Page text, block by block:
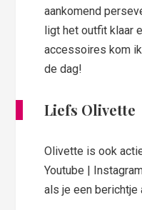
aankomend
ligt het outfit klaar
accessoires kom
de dag!
Liefs Olivette
Olivette is ook
Youtube |
als je een berichtje